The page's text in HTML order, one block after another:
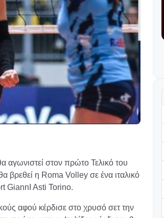
στον πρώτο Τελικό του
βρεθεί η Roma Volley σε ένα ιταλικό
GiannI Asti Torino.
αφού κέρδισε στο χρυσό σετ την